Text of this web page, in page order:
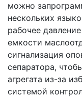
можно
нескольких
рабочее
емкости
сигнализация
сепаратора,
агрегата из-за
системой